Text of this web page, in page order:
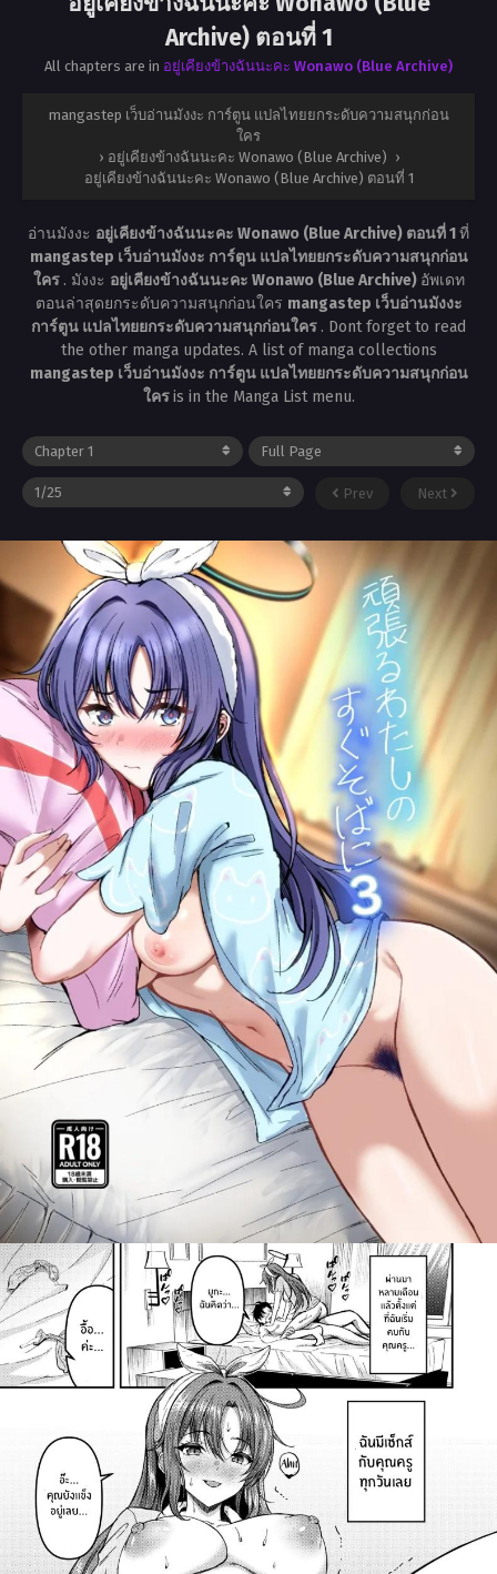
Archive) ตอนที่ 1
All chapters are in อยู่เคียงข้างฉันนะคะ Wonawo (Blue Archive)
mangastep เว็บอ่านมังงะ การ์ตูน แปลไทยยกระดับความสนุกก่อน
ใคร
› อยู่เคียงข้างฉันนะคะ Wonawo (Blue Archive) ›
อยู่เคียงข้างฉันนะคะ Wonawo (Blue Archive) ตอนที่ 1
อ่านมังงะ อยู่เคียงข้างฉันนะคะ Wonawo (Blue Archive) ตอนที่ 1ที่
mangastep เว็บอ่านมังงะ การ์ตูน แปลไทยยกระดับความสนุกก่อน
ใคร . มังงะ อยู่เคียงข้างฉันนะคะ Wonawo (Blue Archive) อัพเดท
ตอนล่าสุดยกระดับความสนุกก่อนใคร mangastep เว็บอ่านมังงะ
การ์ตูน แปลไทยยกระดับความสนุกก่อนใคร . Dont forget to read
the other manga updates. A list of manga collections
mangastep เว็บอ่านมังงะ การ์ตูน แปลไทยยกระดับความสนุกก่อน
ใครis in the Manga List menu.
Prev Next